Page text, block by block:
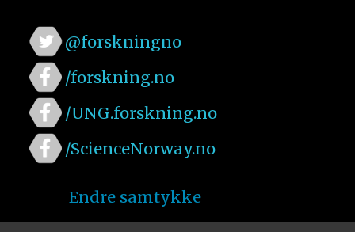
@forskningno
/forskning.no
/UNG.forskning.no
/ScienceNorway.no
Endre samtykke